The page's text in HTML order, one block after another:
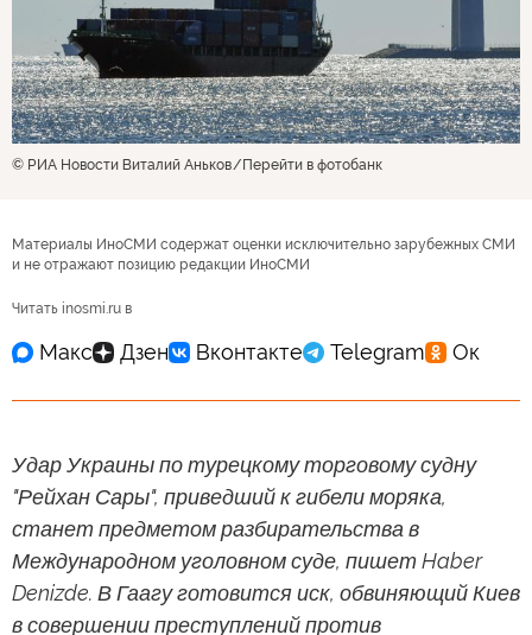
© РИА Новости Виталий Аньков Перейти в фотобанк
Материалы ИноСМИ содержат оценки исключительно зарубежных СМИ
и не отражают позицию редакции ИноСМИ
Читать inosmi.ru в
Удар Украины по турецкому торговому судну
"Рейхан Сары", приведший к гибели моряка,
станет предметом разбирательства в
Международном уголовном суде, пишет Haber
Denizde. В Гаагу готовится иск, обвиняющий Киев
в совершении преступлений против